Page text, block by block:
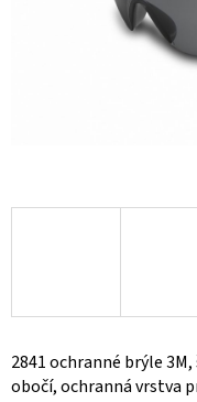
2841 ochranné brýle
obočí, ochranná vrstva